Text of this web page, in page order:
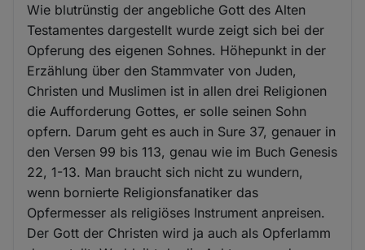
Wie blutrünstig der angebliche Gott des Alten
Testamentes dargestellt wurde zeigt sich bei der
Opferung des eigenen Sohnes. Höhepunkt in der
Erzählung über den Stammvater von Juden,
Christen und Muslimen ist in allen drei Religionen
die Aufforderung Gottes, er solle seinen Sohn
opfern. Darum geht es auch in Sure 37, genauer in
den Versen 99 bis 113, genau wie im Buch Genesis
22, 1-13. Man braucht sich nicht zu wundern,
wenn bornierte Religionsfanatiker das
Opfermesser als religiöses Instrument anpreisen.
Der Gott der Christen wird ja auch als Opferlamm